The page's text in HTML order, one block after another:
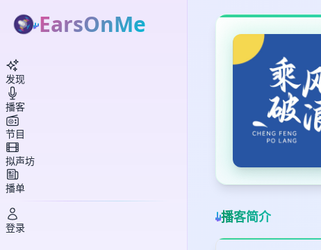
播客简介
EarsOnMe
发现
播客
节目
拟声坊
播单
登录